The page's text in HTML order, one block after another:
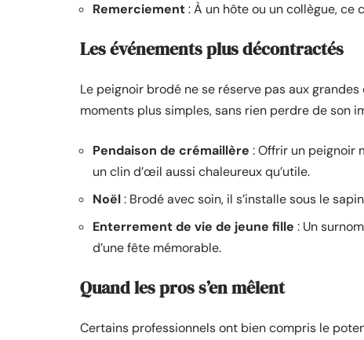
Remerciement: À un hôte ou un collègue,
Les événements plus décontractés
Le peignoir brodé ne se réserve pas aux
moments plus simples, sans rien perdre de son
Pendaison de crémaillère : Offrir un peignoir
un clin d’œil aussi chaleureux qu’utile.
Noël: Brodé avec soin, il s’installe sous le
Enterrement de vie de jeune fille : Un
d’une fête mémorable.
Quand les pros s’en mêlent
Certains professionnels ont bien compris le